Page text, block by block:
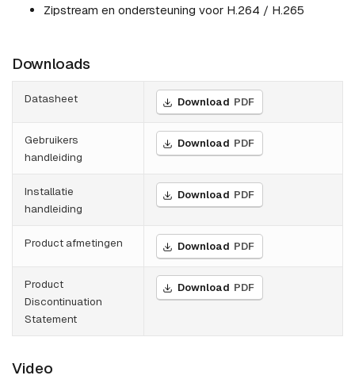
Zipstream en ondersteuning voor H.264 / H.265
Downloads
Datasheet Download PDF
Gebruikers
handleiding
Download PDF
Installatie
handleiding
Download PDF
Product afmetingen Download PDF
Product
Discontinuation
Statement
Download PDF
Video